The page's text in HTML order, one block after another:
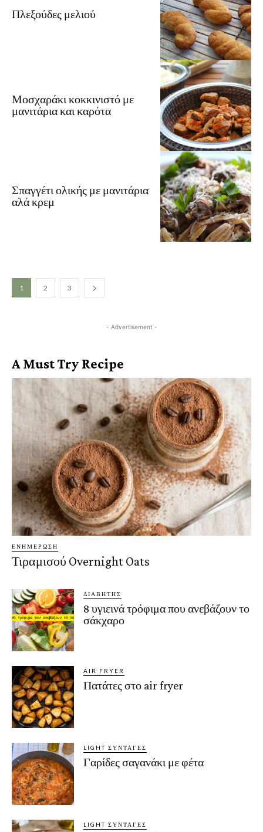
Πλεξούδες μελιού
Μοσχαράκι κοκκινιστό με
μανιτάρια και καρότα
Σπαγγέτι ολικής με μανιτάρια
αλά κρεμ
1 2 3
- Advertisement -
A Must Try Recipe
ΕΝΗΜΈΡΩΣΗ
Τιραμισού Overnight Oats
ΔΙΑΒΉΤΗΣ
8 υγιεινά τρόφιμα που ανεβάζουν το
σάκχαρο
AIR FRYER
Πατάτες στο air fryer
LIGHT ΣΥΝΤΑΓΈΣ
Γαρίδες σαγανάκι με φέτα
LIGHT ΣΥΝΤΑΓΈΣ